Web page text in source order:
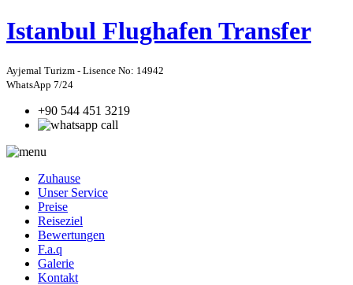
Istanbul Flughafen Transfer
Ayjemal Turizm - Lisence No: 14942
WhatsApp 7/24
+90 544 451 3219
Zuhause
Unser Service
Preise
Reiseziel
Bewertungen
F.a.q
Galerie
Kontakt